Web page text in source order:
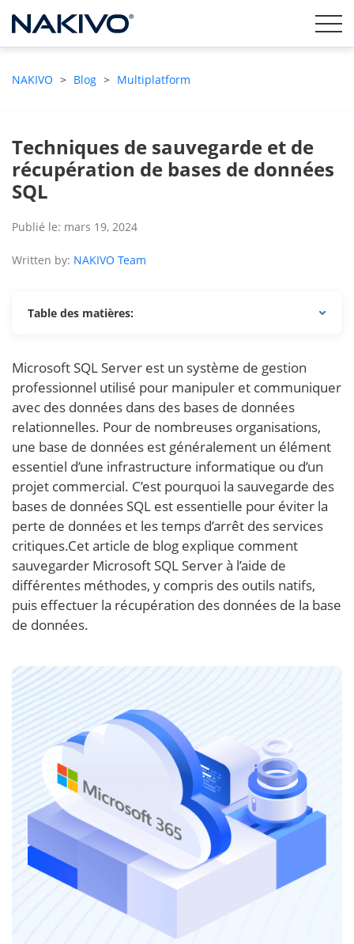
NAKIVO > Blog > Multiplatform
Techniques de sauvegarde et de
récupération de bases de données
SQL
Publié le: mars 19, 2024
Written by: NAKIVO Team
Table des matières:
Microsoft SQL Server est un système de gestion
professionnel utilisé pour manipuler et communiquer
avec des données dans des bases de données
relationnelles. Pour de nombreuses organisations,
une base de données est généralement un élément
essentiel d’une infrastructure informatique ou d’un
projet commercial. C’est pourquoi la sauvegarde des
bases de données SQL est essentielle pour éviter la
perte de données et les temps d’arrêt des services
critiques.Cet article de blog explique comment
sauvegarder Microsoft SQL Server à l’aide de
différentes méthodes, y compris des outils natifs,
puis effectuer la récupération des données de la base
de données.